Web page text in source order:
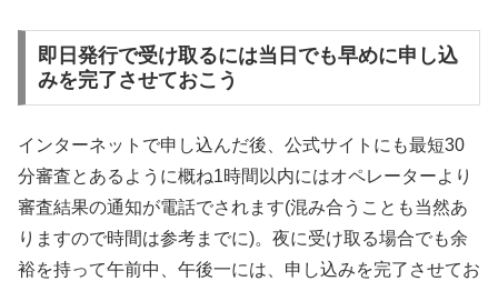
即日発行で受け取るには当日でも早めに申し込
みを完了させておこう
インターネットで申し込んだ後、公式サイトにも最短30
分審査とあるように概ね1時間以内にはオペレーターより
審査結果の通知が電話でされます(混み合うことも当然あ
りますので時間は参考までに)。夜に受け取る場合でも余
裕を持って午前中、午後一には、申し込みを完了させてお